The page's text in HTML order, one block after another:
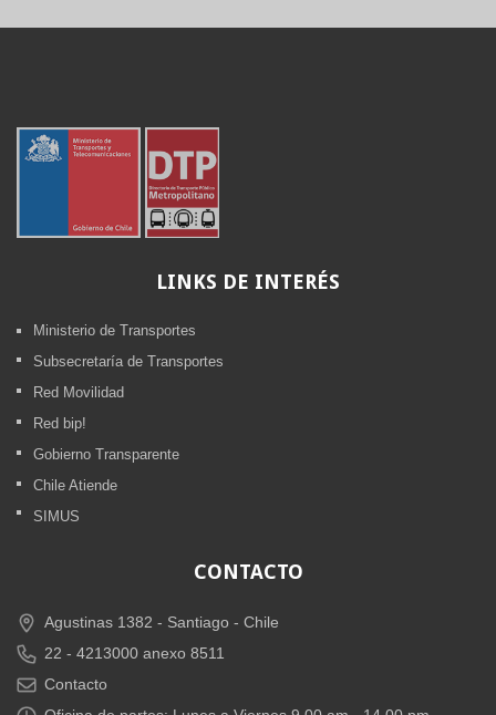
LINKS DE INTERÉS
Ministerio de Transportes
Subsecretaría de Transportes
Red Movilidad
Red bip!
Gobierno Transparente
Chile Atiende
SIMUS
CONTACTO
Agustinas 1382 - Santiago - Chile
22 - 4213000 anexo 8511
Contacto